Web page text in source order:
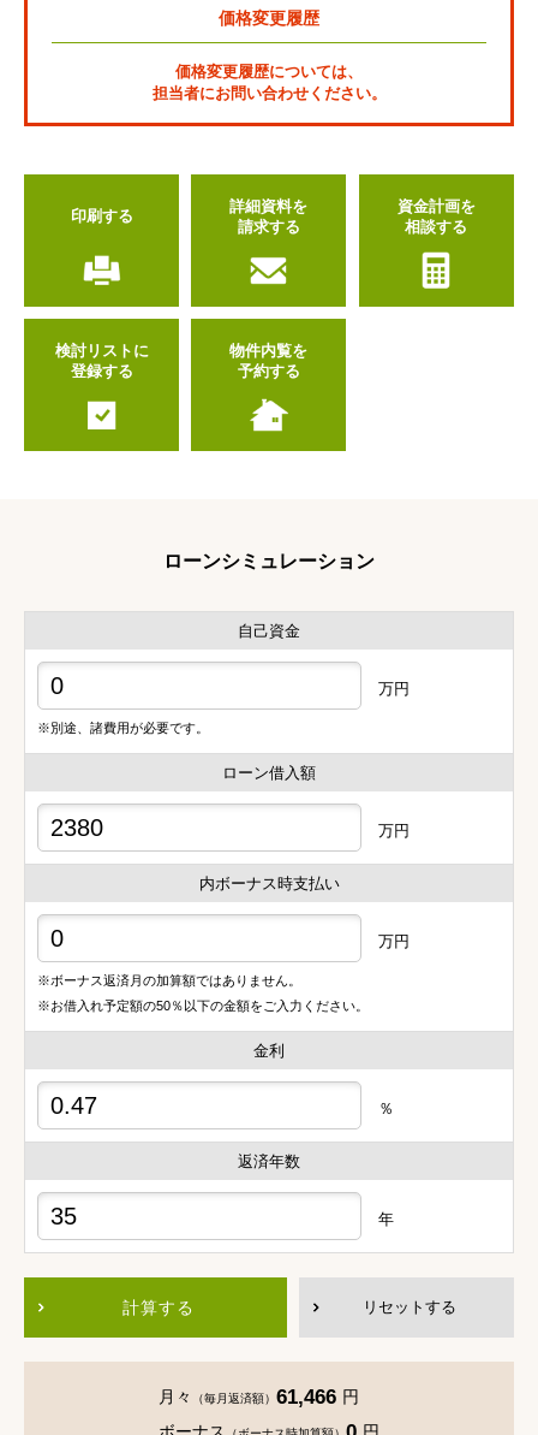
価格変更履歴
価格変更履歴については、
担当者にお問い合わせください。
印刷する
詳細資料を
請求する
資金計画を
相談する
検討リストに
登録する
物件内覧を
予約する
ローンシミュレーション
自己資金
万円
※別途、諸費用が必要です。
ローン借入額
万円
内ボーナス時支払い
万円
※ボーナス返済月の加算額ではありません。
※お借入れ予定額の50％以下の金額をご入力ください。
金利
％
返済年数
年
計算する リセットする
月々 （毎月返済額） 61,466 円
ボーナス
円